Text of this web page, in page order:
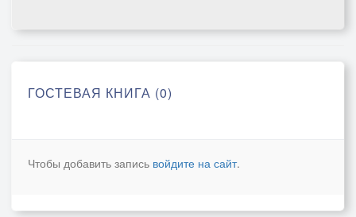
ГОСТЕВАЯ КНИГА (0)
Чтобы добавить запись войдите на сайт.